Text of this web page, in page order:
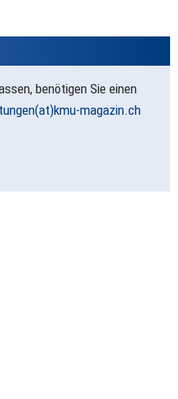
benötigen Sie einen
magazin.ch